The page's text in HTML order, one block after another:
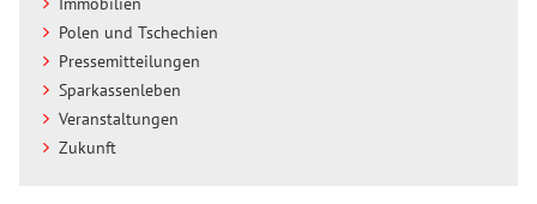
Polen und Tschechien
Pressemitteilungen
Sparkassenleben
Veranstaltungen
Zukunft